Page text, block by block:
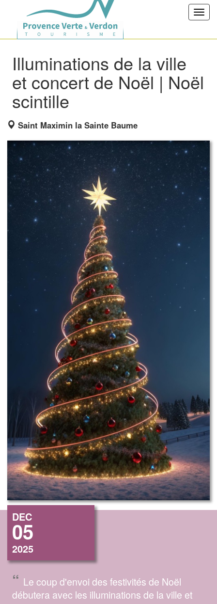
Illuminations de la ville
et concert de Noël | Noël
scintille
Saint Maximin la Sainte Baume
DEC
05
2025
“ Le coup d'envoi des festivités de Noël
débutera avec les illuminations de la ville et